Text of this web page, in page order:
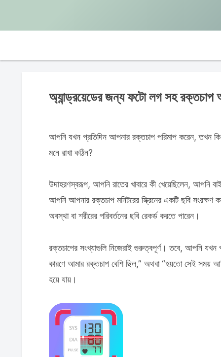
অ্যান্ড্রয়েডের জন্য ফটো লগ সহ রক্তচাপ
আপনি যখন প্রতিদিন আপনার রক্তচাপ পরিমাপ করেন, তখন
মনে রাখা কঠিন?
উদাহরণস্বরূপ, আপনি রাতের খাবারে কী খেয়েছিলেন, আপনি
আপনি আপনার রক্তচাপ মনিটরের স্ক্রিনের একটি ছবি সংরক্ষণ
অবস্থা বা শরীরের পরিবর্তনের ছবি রেকর্ড করতে পারেন।
রক্তচাপের সংখ্যাগুলি নিজেরাই গুরুত্বপূর্ণ। তবে, আপনি যখন
কারণে আমার রক্তচাপ বেশি ছিল,” অথবা “হয়তো সেই সময়
হয়ে যায়।